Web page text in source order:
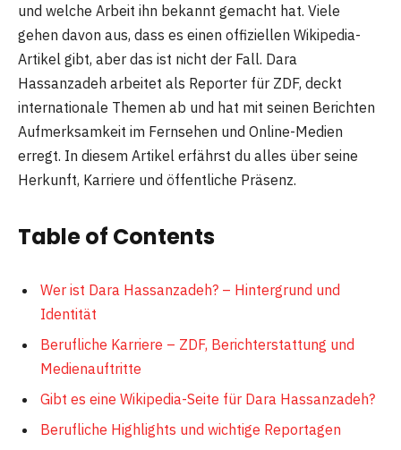
und welche Arbeit ihn bekannt gemacht hat. Viele
gehen davon aus, dass es einen offiziellen Wikipedia-
Artikel gibt, aber das ist nicht der Fall. Dara
Hassanzadeh arbeitet als Reporter für ZDF, deckt
internationale Themen ab und hat mit seinen Berichten
Aufmerksamkeit im Fernsehen und Online-Medien
erregt. In diesem Artikel erfährst du alles über seine
Herkunft, Karriere und öffentliche Präsenz.
Table of Contents
Wer ist Dara Hassanzadeh? – Hintergrund und
Identität
Berufliche Karriere – ZDF, Berichterstattung und
Medienauftritte
Gibt es eine Wikipedia-Seite für Dara Hassanzadeh?
Berufliche Highlights und wichtige Reportagen